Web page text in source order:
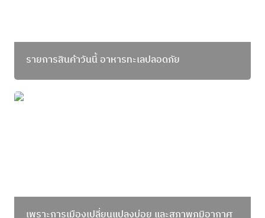
รายการสินค้าวันนี้ อาหารทะเลปลอดภัย
เพราะการเมืองเปลี่ยนแปลงบ่อย และสภาพภูมิอากาศ
เพราะการเมืองเปลี่ยนแปลงบ่อย และสภาพภูมิอากาศ